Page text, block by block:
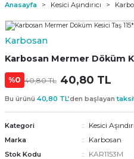
Anasayfa
Kesici Aşındırıcı
Karbosan
Karbosan Mermer Döküm
%0 40,80 TL 40,80 TL
Bu ürünü 40,80 TL’den başlayan
Kategori Kesici
Marka Karbosan
Stok Kodu KAR1153M